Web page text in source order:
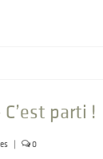
parti !
| 0